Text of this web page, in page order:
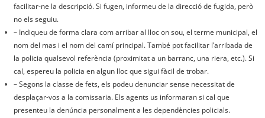
facilitar-ne la descripció. Si fugen, informeu de la direcció de fugida, però
no els seguiu.
– Indiqueu de forma clara com arribar al lloc on sou, el terme municipal, el
nom del mas i el nom del camí principal. També pot facilitar l’arribada de
la policia qualsevol referència (proximitat a un barranc, una riera, etc.). Si
cal, espereu la policia en algun lloc que sigui fàcil de trobar.
– Segons la classe de fets, els podeu denunciar sense necessitat de
desplaçar-vos a la comissaria. Els agents us informaran si cal que
presenteu la denúncia personalment a les dependències policials.